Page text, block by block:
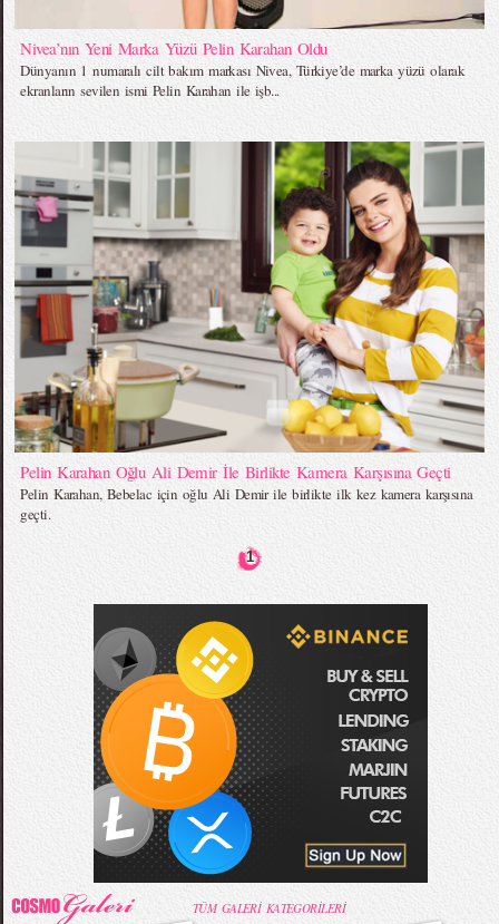
Nivea’nın Yeni Marka Yüzü Pelin Karahan Oldu
Dünyanın 1 numaralı cilt bakım markası Nivea, Türkiye’de marka yüzü olarak
ekranların sevilen ismi Pelin Karahan ile işb...
Pelin Karahan Oğlu Ali Demir İle Birlikte Kamera Karşısına Geçti
Pelin Karahan, Bebelac için oğlu Ali Demir ile birlikte ilk kez kamera karşısına
geçti.
1
TÜM GALERİ KATEGORİLERİ